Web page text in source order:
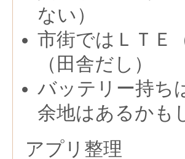
ない）
市街ではＬＴＥ
（田舎だし）
バッテリー持ち
余地はあるかも
アプリ整理